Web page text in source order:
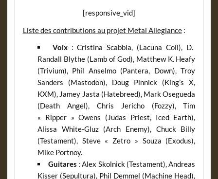
[responsive_vid]
Liste des contributions au projet Metal Allegiance:
Voix: Cristina Scabbia, (Lacuna Coil), D.
Randall Blythe (Lamb of God), Matthew K. Heafy
(Trivium), Phil Anselmo (Pantera, Down), Troy
Sanders (Mastodon), Doug Pinnick (King’s X,
KXM), Jamey Jasta (Hatebreed), Mark Osegueda
(Death Angel), Chris Jericho (Fozzy), Tim
« Ripper » Owens (Judas Priest, Iced Earth),
Alissa White-Gluz (Arch Enemy), Chuck Billy
(Testament), Steve « Zetro » Souza (Exodus),
Mike Portnoy.
Guitares : Alex Skolnick (Testament), Andreas
Kisser (Sepultura), Phil Demmel (Machine Head),